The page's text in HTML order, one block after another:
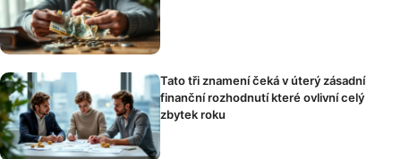
Tato tři znamení čeká v úterý zásadní
finanční rozhodnutí které ovlivní celý
zbytek roku